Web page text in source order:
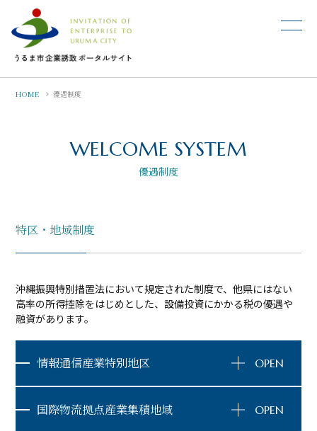
HOME 優遇制度
WELCOME SYSTEM
優遇制度
特区・地域制度
沖縄振興特別措置法において規定された制度で、他県にはない
高率の所得控除をはじめとした、設備投資にかかる税の優遇や
融資があります。
情報通信産業特別地区
国際物流拠点産業集積地域